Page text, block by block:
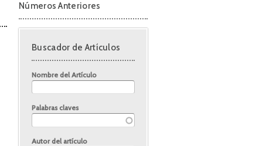
Números Anteriores
Buscador de Artículos
Nombre del Artículo
Palabras claves
Autor del artículo